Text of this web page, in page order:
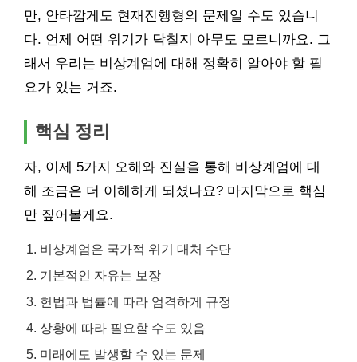
만, 안타깝게도 현재진행형의 문제일 수도 있습니
다. 언제 어떤 위기가 닥칠지 아무도 모르니까요. 그
래서 우리는 비상계엄에 대해 정확히 알아야 할 필
요가 있는 거죠.
핵심 정리
자, 이제 5가지 오해와 진실을 통해 비상계엄에 대
해 조금은 더 이해하게 되셨나요? 마지막으로 핵심
만 짚어볼게요.
비상계엄은 국가적 위기 대처 수단
기본적인 자유는 보장
헌법과 법률에 따라 엄격하게 규정
상황에 따라 필요할 수도 있음
미래에도 발생할 수 있는 문제